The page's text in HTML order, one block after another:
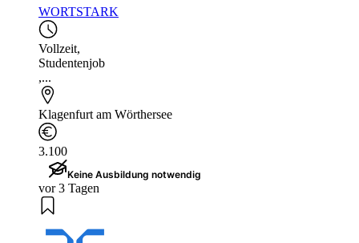
WORTSTARK
Vollzeit,
Studentenjob
,...
Klagenfurt am Wörthersee
3.100
Keine Ausbildung notwendig
vor 3 Tagen